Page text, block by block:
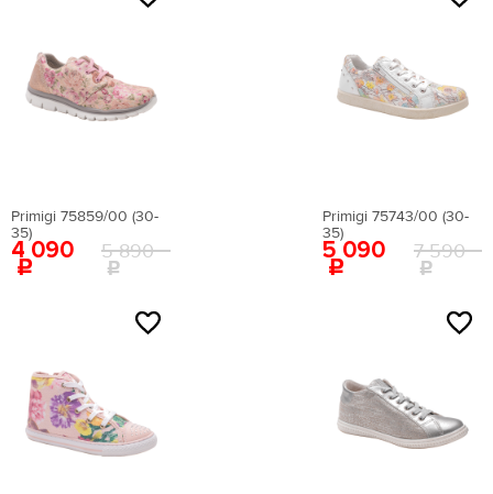
Бренд
Натуральная кожа
Сезон
Всесезонная
Primigi 75859/00 (30-
35)
4 090 5 890
Primigi 75743/00 (30-
35)
5 090 7 590